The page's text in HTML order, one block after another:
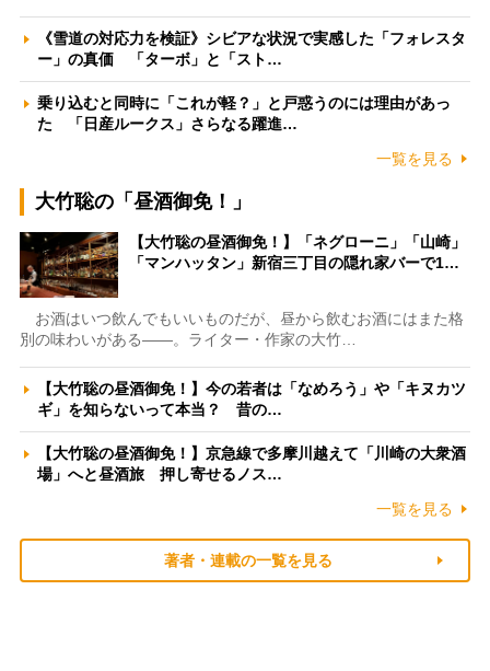
《雪道の対応力を検証》シビアな状況で実感した「フォレスタ
ー」の真価 「ターボ」と「スト…
乗り込むと同時に「これが軽？」と戸惑うのには理由があっ
た 「日産ルークス」さらなる躍進…
一覧を見る
大竹聡の「昼酒御免！」
【大竹聡の昼酒御免！】「ネグローニ」「山崎」
「マンハッタン」新宿三丁目の隠れ家バーで1…
お酒はいつ飲んでもいいものだが、昼から飲むお酒にはまた格
別の味わいがある――。ライター・作家の大竹…
【大竹聡の昼酒御免！】今の若者は「なめろう」や「キヌカツ
ギ」を知らないって本当？ 昔の…
【大竹聡の昼酒御免！】京急線で多摩川越えて「川崎の大衆酒
場」へと昼酒旅 押し寄せるノス…
一覧を見る
著者・連載の一覧を見る